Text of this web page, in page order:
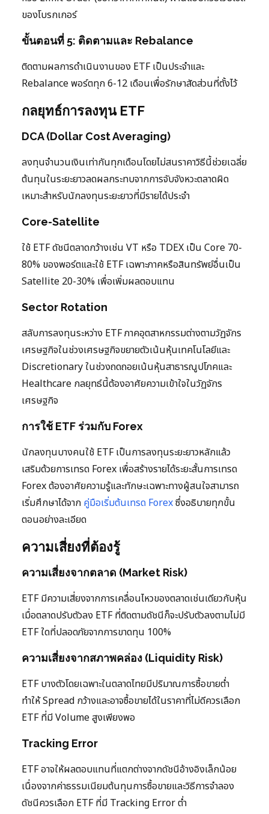
ของโบรกเกอร์
ขั้นตอนที่ 5: ติดตามและ Rebalance
ติดตามผลการดำเนินงานของ ETF เป็นประจำและ
Rebalance พอร์ตทุก 6-12 เดือนเพื่อรักษาสัดส่วนที่ตั้งไว้
กลยุทธ์การลงทุน ETF
DCA (Dollar Cost Averaging)
ลงทุนจำนวนเงินเท่ากันทุกเดือนโดยไม่สนราคาวิธีนี้ช่วยเฉลี่ย
ต้นทุนในระยะยาวลดผลกระทบจากการจับจังหวะตลาดผิด
เหมาะสำหรับนักลงทุนระยะยาวที่มีรายได้ประจำ
Core-Satellite
ใช้ ETF ดัชนีตลาดกว้างเช่น VT หรือ TDEX เป็น Core 70-
80% ของพอร์ตและใช้ ETF เฉพาะภาคหรือสินทรัพย์อื่นเป็น
Satellite 20-30% เพื่อเพิ่มผลตอบแทน
Sector Rotation
สลับการลงทุนระหว่าง ETF ภาคอุตสาหกรรมต่างตามวัฏจักร
เศรษฐกิจในช่วงเศรษฐกิจขยายตัวเน้นหุ้นเทคโนโลยีและ
Discretionary ในช่วงถดถอยเน้นหุ้นสาธารณูปโภคและ
Healthcare กลยุทธ์นี้ต้องอาศัยความเข้าใจในวัฏจักร
เศรษฐกิจ
การใช้ ETF ร่วมกับ Forex
นักลงทุนบางคนใช้ ETF เป็นการลงทุนระยะยาวหลักแล้ว
เสริมด้วยการเทรด Forex เพื่อสร้างรายได้ระยะสั้นการเทรด
Forex ต้องอาศัยความรู้และทักษะเฉพาะทางผู้สนใจสามารถ
เริ่มศึกษาได้จาก คู่มือเริ่มต้นเทรด Forexซึ่งอธิบายทุกขั้น
ตอนอย่างละเอียด
ความเสี่ยงที่ต้องรู้
ความเสี่ยงจากตลาด (Market Risk)
ETF มีความเสี่ยงจากการเคลื่อนไหวของตลาดเช่นเดียวกับหุ้น
เมื่อตลาดปรับตัวลง ETF ที่ติดตามดัชนีก็จะปรับตัวลงตามไม่มี
ETF ใดที่ปลอดภัยจากการขาดทุน 100%
ความเสี่ยงจากสภาพคล่อง (Liquidity Risk)
ETF บางตัวโดยเฉพาะในตลาดไทยมีปริมาณการซื้อขายต่ำ
ทำให้ Spread กว้างและอาจซื้อขายได้ในราคาที่ไม่ดีควรเลือก
ETF ที่มี Volume สูงเพียงพอ
Tracking Error
ETF อาจให้ผลตอบแทนที่แตกต่างจากดัชนีอ้างอิงเล็กน้อย
เนื่องจากค่าธรรมเนียมต้นทุนการซื้อขายและวิธีการจำลอง
ดัชนีควรเลือก ETF ที่มี Tracking Error ต่ำ